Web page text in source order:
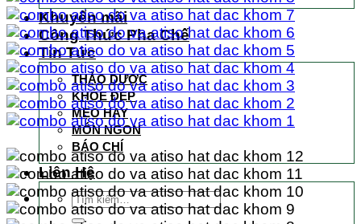
Khuyến mãi
Công Thức Pha Chế
Tin Tức
THẢO DƯỢC
KHỎE ĐẸP
MẸO HAY
MÓN NGON
BÁO CHÍ
Liên Hệ
Tìm
kiếm: